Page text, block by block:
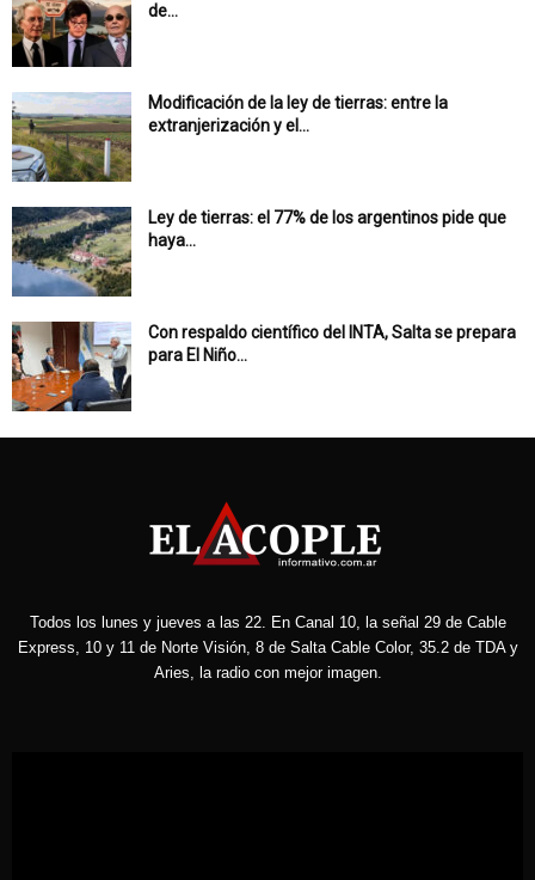
de...
Modificación de la ley de tierras: entre la
extranjerización y el...
Ley de tierras: el 77% de los argentinos pide que
haya...
Con respaldo científico del INTA, Salta se prepara
para El Niño...
Todos los lunes y jueves a las 22. En Canal 10, la señal 29 de Cable
Express, 10 y 11 de Norte Visión, 8 de Salta Cable Color, 35.2 de TDA y
Aries, la radio con mejor imagen.